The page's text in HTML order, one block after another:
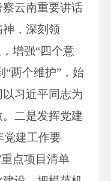
云南重要讲话
，深刻领
增强“四个意
“两个维护”，始
习近平同志为
二是发挥党建
党建工作要
点项目清单